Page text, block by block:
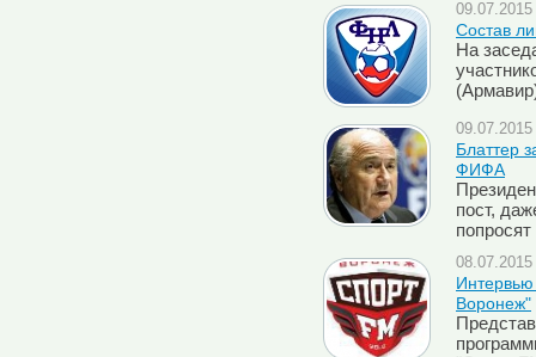
Cостав
На
Блаттер
ФИФА
пост,
попросят
Воронеж"